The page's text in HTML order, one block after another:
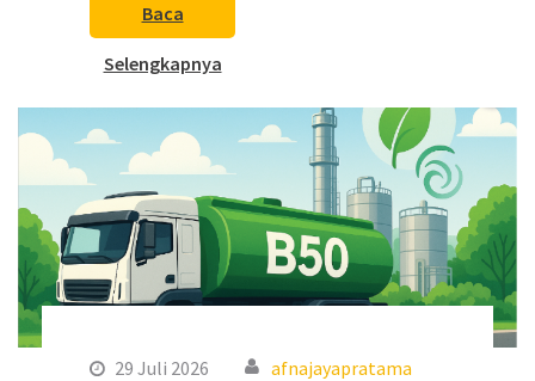
Baca
Selengkapnya
29 Juli 2026 afnajayapratama